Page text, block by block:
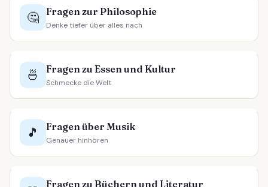
🤔 Fragen zur Philosophie
Denke tiefer über alles nach
🍜 Fragen zu Essen und Kultur
Schmecke die Welt
🎵 Fragen über Musik
Genauer hinhören
Fragen zu Büchern und Literatur